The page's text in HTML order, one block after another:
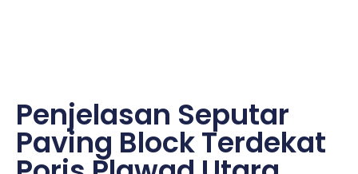
Penjelasan Seputar
Paving Block Terdekat